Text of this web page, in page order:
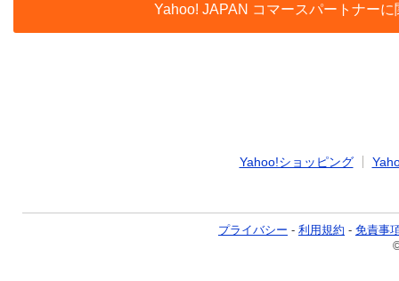
Yahoo! JAPAN コマースパートナー
Yahoo!ショッピング
プライバシー - 利用規約 - 免責事